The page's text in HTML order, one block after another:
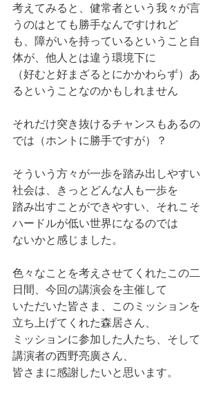
考えてみると、健常者という我々が言
うのはとても勝手なんですけれど
も、障がいを持っているということ自
体が、他人とは違う環境下に
（好むと好まざるとにかかわらず）あ
るということなのかもしれません
それだけ突き抜けるチャンスもあるの
では（ホントに勝手ですが）？
そういう方々が一歩を踏み出しやすい
社会は、きっとどんな人も一歩を
踏み出すことができやすい、それこそ
ハードルが低い世界になるのでは
ないかと感じました。
色々なことを考えさせてくれたこの二
日間、今回の講演会を主催して
いただいた皆さま、このミッションを
立ち上げてくれた森居さん、
ミッションに参加した人たち、そして
講演者の西野亮廣さん、
皆さまに感謝したいと思います。